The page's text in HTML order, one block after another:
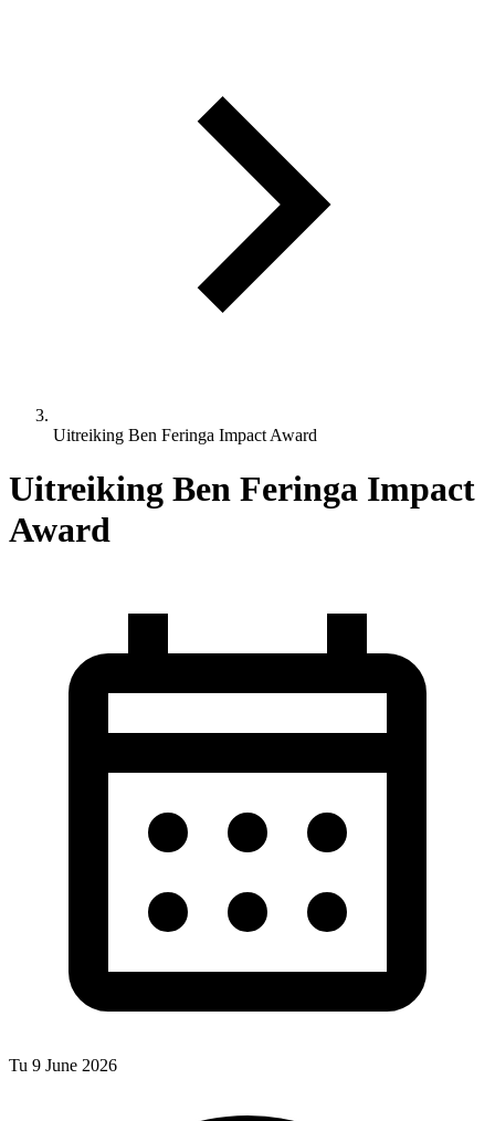
Uitreiking Ben Feringa Impact Award
Uitreiking Ben Feringa Impact
Award
Tu 9 June 2026